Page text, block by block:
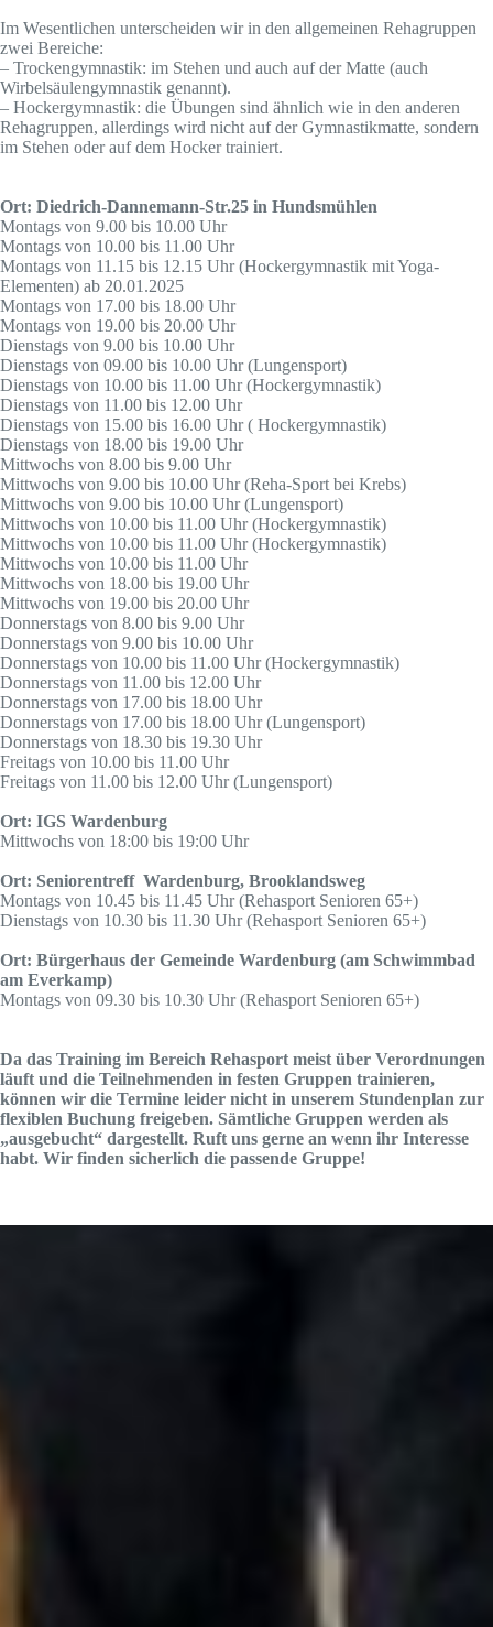
Im Wesentlichen unterscheiden wir in den allgemeinen Rehagruppen
zwei Bereiche:
– Trockengymnastik: im Stehen und auch auf der Matte (auch
Wirbelsäulengymnastik genannt).
– Hockergymnastik: die Übungen sind ähnlich wie in den anderen
Rehagruppen, allerdings wird nicht auf der Gymnastikmatte, sondern
im Stehen oder auf dem Hocker trainiert.
Ort: Diedrich-Dannemann-Str.25 in Hundsmühlen
Montags von 9.00 bis 10.00 Uhr
Montags von 10.00 bis 11.00 Uhr
Montags von 11.15 bis 12.15 Uhr (Hockergymnastik mit Yoga-
Elementen) ab 20.01.2025
Montags von 17.00 bis 18.00 Uhr
Montags von 19.00 bis 20.00 Uhr
Dienstags von 9.00 bis 10.00 Uhr
Dienstags von 09.00 bis 10.00 Uhr (Lungensport)
Dienstags von 10.00 bis 11.00 Uhr (Hockergymnastik)
Dienstags von 11.00 bis 12.00 Uhr
Dienstags von 15.00 bis 16.00 Uhr ( Hockergymnastik)
Dienstags von 18.00 bis 19.00 Uhr
Mittwochs von 8.00 bis 9.00 Uhr
Mittwochs von 9.00 bis 10.00 Uhr (Reha-Sport bei Krebs)
Mittwochs von 9.00 bis 10.00 Uhr (Lungensport)
Mittwochs von 10.00 bis 11.00 Uhr (Hockergymnastik)
Mittwochs von 10.00 bis 11.00 Uhr (Hockergymnastik)
Mittwochs von 10.00 bis 11.00 Uhr
Mittwochs von 18.00 bis 19.00 Uhr
Mittwochs von 19.00 bis 20.00 Uhr
Donnerstags von 8.00 bis 9.00 Uhr
Donnerstags von 9.00 bis 10.00 Uhr
Donnerstags von 10.00 bis 11.00 Uhr (Hockergymnastik)
Donnerstags von 11.00 bis 12.00 Uhr
Donnerstags von 17.00 bis 18.00 Uhr
Donnerstags von 17.00 bis 18.00 Uhr (Lungensport)
Donnerstags von 18.30 bis 19.30 Uhr
Freitags von 10.00 bis 11.00 Uhr
Freitags von 11.00 bis 12.00 Uhr (Lungensport)
Ort: IGS Wardenburg
Mittwochs von 18:00 bis 19:00 Uhr
Ort: Seniorentreff Wardenburg, Brooklandsweg
Montags von 10.45 bis 11.45 Uhr (Rehasport Senioren 65+)
Dienstags von 10.30 bis 11.30 Uhr (Rehasport Senioren 65+)
Ort: Bürgerhaus der Gemeinde Wardenburg (am Schwimmbad
am Everkamp)
Montags von 09.30 bis 10.30 Uhr (Rehasport Senioren 65+)
Da das Training im Bereich Rehasport meist über Verordnungen
läuft und die Teilnehmenden in festen Gruppen trainieren,
können wir die Termine leider nicht in unserem Stundenplan zur
flexiblen Buchung freigeben. Sämtliche Gruppen werden als
„ausgebucht“ dargestellt. Ruft uns gerne an wenn ihr Interesse
habt. Wir finden sicherlich die passende Gruppe!